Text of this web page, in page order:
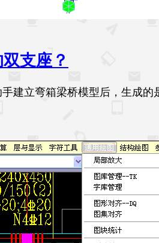
支座？
建立弯箱梁桥模型后，生成